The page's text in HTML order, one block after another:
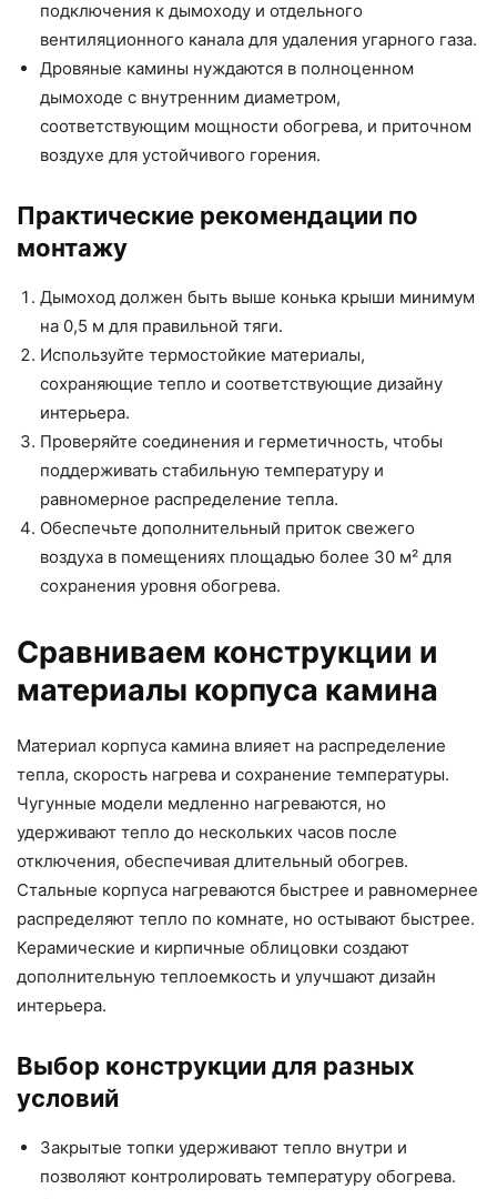
подключения к дымоходу и отдельного
вентиляционного канала для удаления угарного газа.
Дровяные камины нуждаются в полноценном
дымоходе с внутренним диаметром,
соответствующим мощности обогрева, и приточном
воздухе для устойчивого горения.
Практические рекомендации по
монтажу
Дымоход должен быть выше конька крыши минимум
на 0,5 м для правильной тяги.
Используйте термостойкие материалы,
сохраняющие тепло и соответствующие дизайну
интерьера.
Проверяйте соединения и герметичность, чтобы
поддерживать стабильную температуру и
равномерное распределение тепла.
Обеспечьте дополнительный приток свежего
воздуха в помещениях площадью более 30 м² для
сохранения уровня обогрева.
Сравниваем конструкции и
материалы корпуса камина
Материал корпуса камина влияет на распределение
тепла, скорость нагрева и сохранение температуры.
Чугунные модели медленно нагреваются, но
удерживают тепло до нескольких часов после
отключения, обеспечивая длительный обогрев.
Стальные корпуса нагреваются быстрее и равномернее
распределяют тепло по комнате, но остывают быстрее.
Керамические и кирпичные облицовки создают
дополнительную теплоемкость и улучшают дизайн
интерьера.
Выбор конструкции для разных
условий
Закрытые топки удерживают тепло внутри и
позволяют контролировать температуру обогрева.